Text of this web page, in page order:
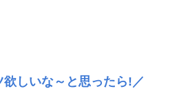
欲しいな～と思ったら!／